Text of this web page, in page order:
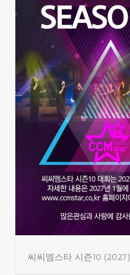
씨씨엠스타 시즌10 (2027)